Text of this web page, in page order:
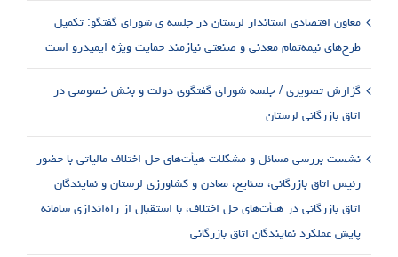
معاون اقتصادی استاندار لرستان در جلسه ی شورای گفتگو: تکمیل
طرح‌های نیمه‌تمام معدنی و صنعتی نیازمند حمایت ویژه ایمیدرو است
گزارش تصویری / جلسه شورای گفتگوی دولت و بخش خصوصی در
اتاق بازرگانی لرستان
نشست بررسی مسائل و مشکلات هیأت‌های حل اختلاف مالیاتی با حضور
رئیس اتاق بازرگانی، صنایع، معادن و کشاورزی لرستان و نمایندگان
اتاق بازرگانی در هیأت‌های حل اختلاف، با استقبال از راه‌اندازی سامانه
پایش عملکرد نمایندگان اتاق بازرگانی